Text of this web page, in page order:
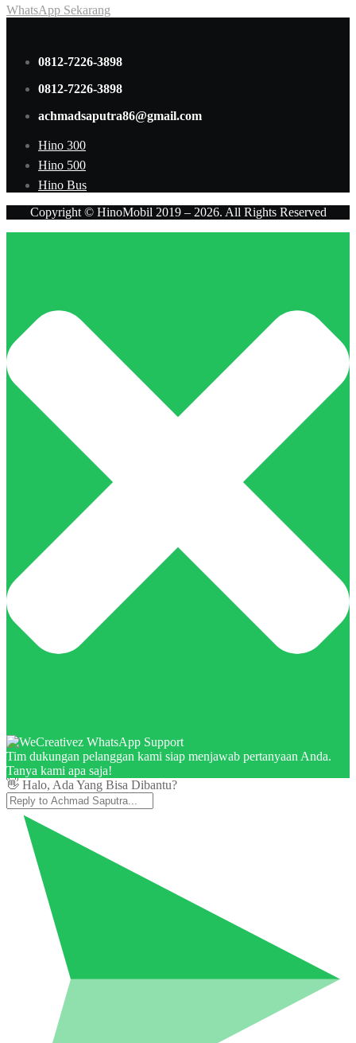
WhatsApp Sekarang
0812-7226-3898
0812-7226-3898
achmadsaputra86@gmail.com
Hino 300
Hino 500
Hino Bus
Copyright © HinoMobil 2019 – 2026. All Rights Reserved
Tim dukungan pelanggan kami siap menjawab pertanyaan Anda.
Tanya kami apa saja!
👋 Halo, Ada Yang Bisa Dibantu?